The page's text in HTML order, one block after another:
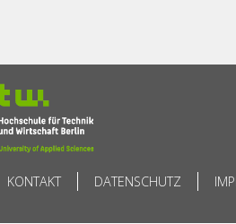
KONTAKT DATENSCHUTZ